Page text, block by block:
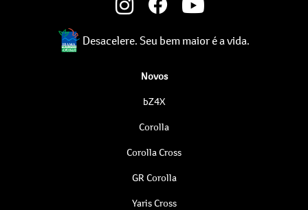
Desacelere. Seu bem maior é a vida.
Novos
bZ4X
Corolla
Corolla Cross
GR Corolla
Yaris Cross